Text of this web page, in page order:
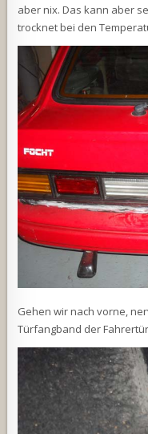
aber nix. Das kann aber
trocknet bei den
Gehen wir nach vorne,
Türfangband der